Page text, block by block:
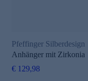
Pfeffinger Silberdesign
Anhänger mit Zirkonia
€ 129,98